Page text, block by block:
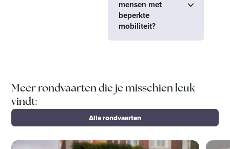
mensen met
beperkte
mobiliteit?
Meer rondvaarten die je misschien leuk
vindt:
Alle rondvaarten